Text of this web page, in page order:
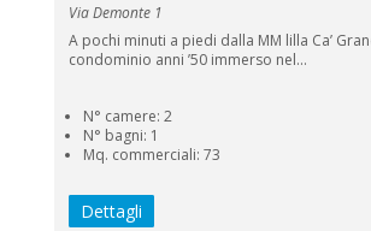
Via Demonte 1
A pochi minuti a piedi dalla MM lilla Ca’
condominio anni ’50 immerso nel...
N° camere: 2
N° bagni: 1
Mq. commerciali: 73
Dettagli